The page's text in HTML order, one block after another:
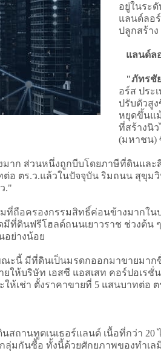
อยู่ในระ
แลนด์ลอ
ปลูกสร้าง
แลนด์ล
"ภัทรชั
อร์ส ประ
ปรับตัวสูง
หยุดขึ้นแ
ที่สร้างนิ
(มหาชน)
ก ส่วนหนึ่งถูกบีบโดยภาษีที่ดินและสิ่
อ ตร.ว.แล้วในปัจจุบัน ริมถนน สุขุม
."
ถือครองกรรมสิทธิ์ค่อนข้างมากใน
มีที่ดินฟรีโฮลด์ถนนเยาวราช ช่วงต้
อย่างน้อย
ะนี้ มีที่ดินเป็นมรดกออกมาขายมา
ยให้บริษัท เอสซี แอสเสท คอร์ปอเ
ห้เช่า ตั้งราคาขายที่ 5 แสนบาทต่อ
ถานทูตเนเธอร์แลนด์ เนื้อที่กว่า
กันซื้อ ทั้งนี้ด้วยศักยภาพของทำเล